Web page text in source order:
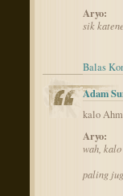
Aryo:
sik katene
Balas
Adam
kalo
Aryo:
wah,
paling